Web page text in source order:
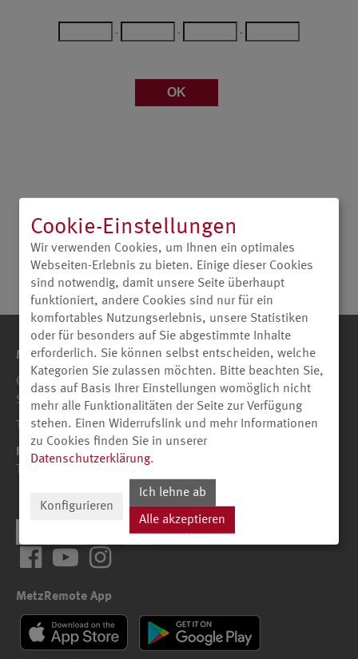
Metz Consumer Electronics GmbH
Ohmstraße 55
90513 Zirndorf
Telefon +49 911-9706-0
Kundenservice
Telefon +49 911 - 9706-180
FacebookYouTubeInstagram
MetzRemote App
Cookie-Einstellungen
Wir verwenden Cookies, um Ihnen ein optimales
Webseiten-Erlebnis zu bieten. Einige dieser Cookies
sind notwendig, damit unsere Seite überhaupt
funktioniert, andere Cookies sind nur für ein
komfortables Nutzungserlebnis, unsere Statistiken
oder für besonders auf Sie abgestimmte Inhalte
erforderlich. Sie können selbst entscheiden, welche
Kategorien Sie zulassen möchten. Bitte beachten Sie,
dass auf Basis Ihrer Einstellungen womöglich nicht
mehr alle Funktionalitäten der Seite zur Verfügung
stehen. Einen Widerrufslink und mehr Informationen
zu Cookies finden Sie in unserer
Datenschutzerklärung.
Konfigurieren
Ich lehne ab
Alle akzeptieren